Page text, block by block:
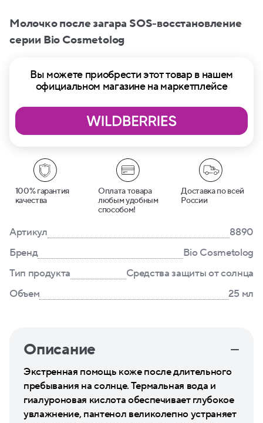
Молочко после загара SOS-восстановление
серии Bio Cosmetolog
Вы можете приобрести этот товар в нашем
официальном магазине на маркетплейсе
100% гарантия
качества
Оплата товара
любым удобным
способом!
Доставка по всей
России
Артикул
8890
Бренд
Bio Cosmetolog
Тип продукта
Средства защиты от солнца
Объем
25 мл
Описание
Экстренная помощь коже после длительного
пребывания на солнце. Термальная вода и
гиалуроновая кислота обеспечивает глубокое
увлажнение, пантенол великолепно устраняет